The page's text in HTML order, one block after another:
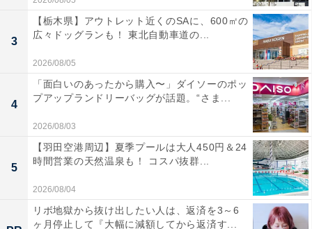
3
【栃木県】アウトレット近くのSAに、600㎡の
広々ドッグランも！ 東北自動車道の...
2026/08/05
4
「面白いのあったから購入〜」ダイソーのポッ
プアップランドリーバッグが話題。“さま...
2026/08/03
5
【羽田空港周辺】夏季プールは大人450円＆24
時間営業の天然温泉も！ コスパ抜群...
2026/08/04
リボ地獄から抜け出したい人は、返済を3～6
ヶ月停止して『大幅に減額してから返済す...